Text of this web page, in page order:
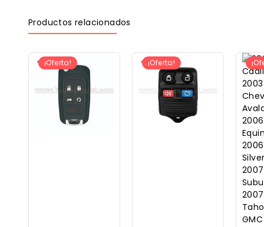
Productos relacionados
¡Oferta! ¡Oferta!